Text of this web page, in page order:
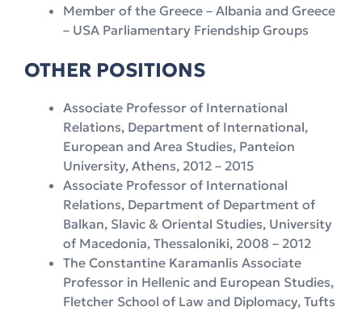
Member of the Greece – Albania and Greece
– USA Parliamentary Friendship Groups
OTHER POSITIONS
Associate Professor of International
Relations, Department of International,
European and Area Studies, Panteion
University, Athens, 2012 – 2015
Associate Professor of International
Relations, Department of Department of
Balkan, Slavic & Oriental Studies, University
of Macedonia, Thessaloniki, 2008 – 2012
The Constantine Karamanlis Associate
Professor in Hellenic and European Studies,
Fletcher School of Law and Diplomacy, Tufts